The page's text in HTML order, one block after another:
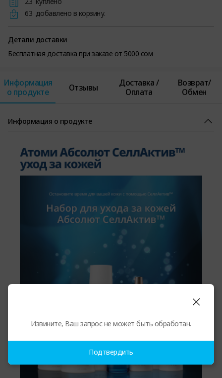
63 добавлено в корзину.
Детали доставки
Бесплатная доставка при заказе от 5000 сом
Информация
о продукте
Отзывы
Доставка /
Оплата
Возврат/
Обмен
Информация о продукте
Извините, Ваш запрос не может быть обработан.
Подтвердить